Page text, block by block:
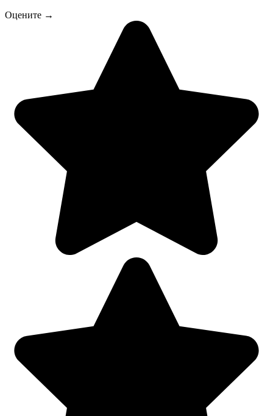
Оцените →